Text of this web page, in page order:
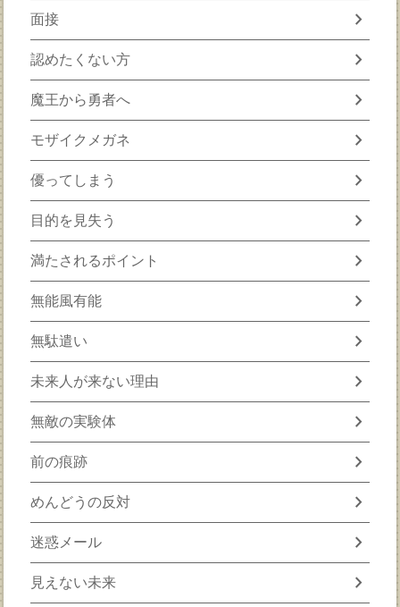
面接 chevron_right
認めたくない方 chevron_right
魔王から勇者へ chevron_right
モザイクメガネ chevron_right
優ってしまう chevron_right
目的を見失う chevron_right
満たされるポイント chevron_right
無能風有能 chevron_right
無駄遣い chevron_right
未来人が来ない理由 chevron_right
無敵の実験体 chevron_right
前の痕跡 chevron_right
めんどうの反対 chevron_right
迷惑メール chevron_right
見えない未来 chevron_right